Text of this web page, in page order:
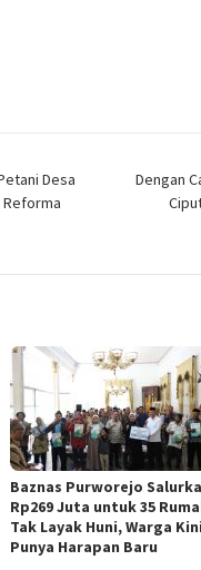
Desa
Reforma
Dengan
Baznas Purworejo
Rp269 Juta untuk 35
Tak Layak Huni, Warga Kini
Punya Harapan Baru ‎